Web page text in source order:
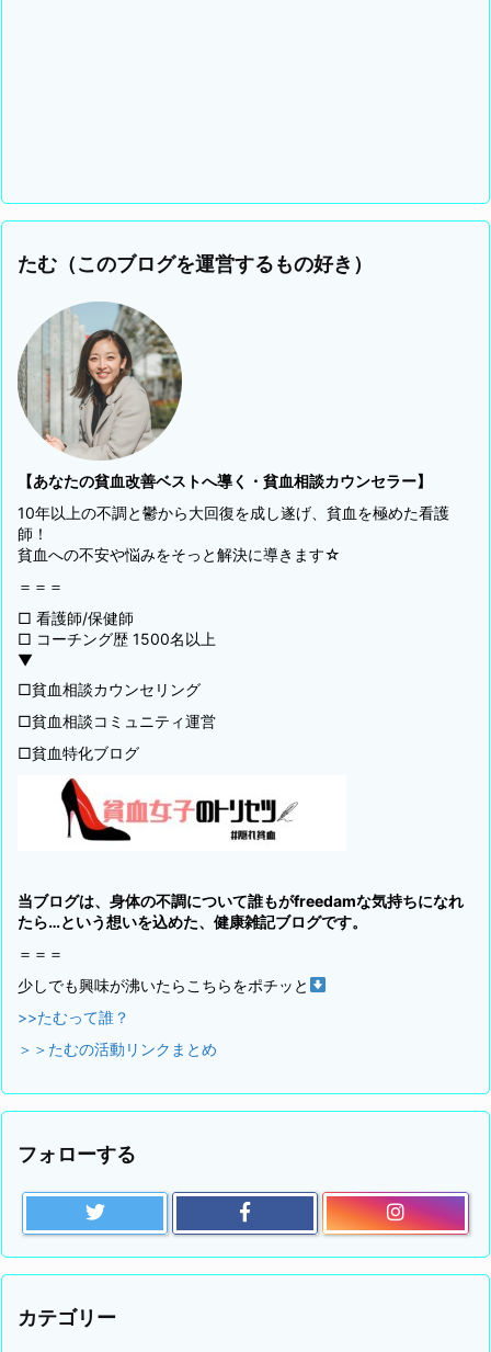
たむ（このブログを運営するもの好き）
【あなたの貧血改善ベストへ導く・貧血相談カウンセラー】
10年以上の不調と鬱から大回復を成し遂げ、貧血を極めた看護
師！
貧血への不安や悩みをそっと解決に導きます☆
＝＝＝
□ 看護師/保健師
□ コーチング歴 1500名以上
▼
□貧血相談カウンセリング
□貧血相談コミュニティ運営
□貧血特化ブログ
当ブログは、身体の不調について誰もがfreedamな気持ちになれ
たら…という想いを込めた、健康雑記ブログです。
＝＝＝
少しでも興味が沸いたらこちらをポチッと
>>たむって誰？
＞＞たむの活動リンクまとめ
フォローする
カテゴリー